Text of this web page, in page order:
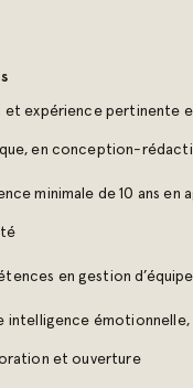
et expérience pertinente
en conception-
minimale de 10 ans en
en gestion
intelligence émotionnelle,
et ouverture